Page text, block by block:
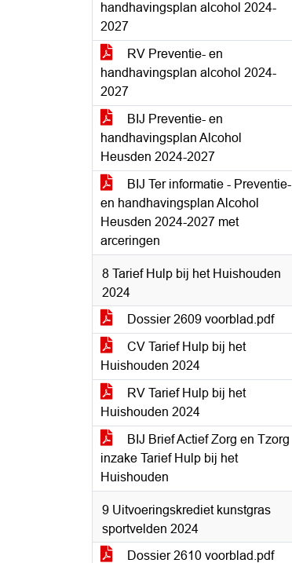
handhavingsplan alcohol 2024-
2027
RV Preventie- en
handhavingsplan alcohol 2024-
2027
BIJ Preventie- en
handhavingsplan Alcohol
Heusden 2024-2027
BIJ Ter informatie - Preventie-
en handhavingsplan Alcohol
Heusden 2024-2027 met
arceringen
8 Tarief Hulp bij het Huishouden
2024
Dossier 2609 voorblad.pdf
CV Tarief Hulp bij het
Huishouden 2024
RV Tarief Hulp bij het
Huishouden 2024
BIJ Brief Actief Zorg en Tzorg
inzake Tarief Hulp bij het
Huishouden
9 Uitvoeringskrediet kunstgras
sportvelden 2024
Dossier 2610 voorblad.pdf